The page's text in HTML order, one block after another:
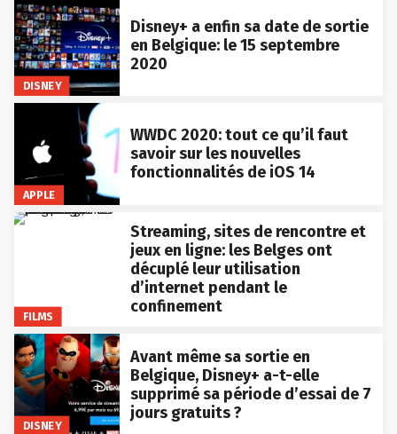
DISNEY
Disney+ a enfin sa date de sortie
en Belgique: le 15 septembre
2020
APPLE
WWDC 2020: tout ce qu’il faut
savoir sur les nouvelles
fonctionnalités de iOS 14
FILMS
Streaming, sites de rencontre et
jeux en ligne: les Belges ont
décuplé leur utilisation
d’internet pendant le
confinement
DISNEY
Avant même sa sortie en
Belgique, Disney+ a-t-elle
supprimé sa période d’essai de 7
jours gratuits ?